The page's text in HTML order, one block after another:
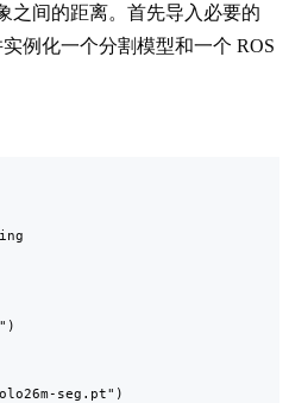
之间的距离。首先导入必要的
例化一个分割模型和一个 ROS
seg.pt")